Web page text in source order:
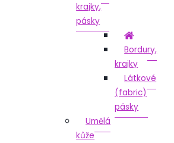
krajky,
pásky
Bordury,
krajky
Látkové
(fabric)
pásky
Umělá
kůže